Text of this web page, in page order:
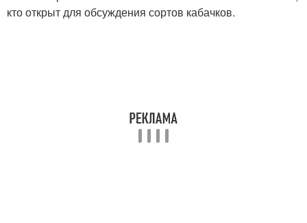
кто открыт для обсуждения сортов кабачков.